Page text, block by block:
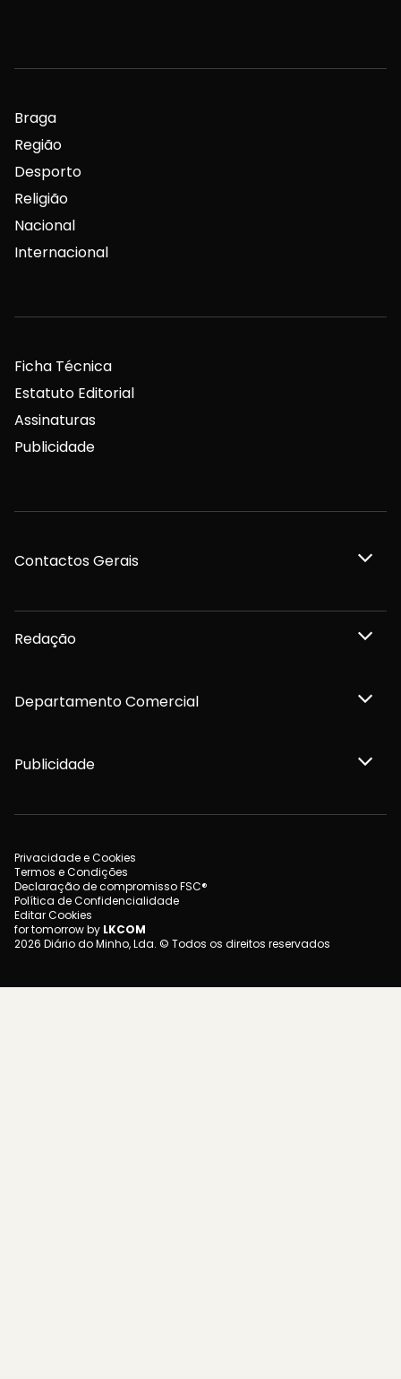
Braga
Região
Desporto
Religião
Nacional
Internacional
Ficha Técnica
Estatuto Editorial
Assinaturas
Publicidade
Contactos Gerais
Redação
Departamento Comercial
Publicidade
Privacidade e Cookies
Termos e Condições
Declaração de compromisso FSC®
Política de Confidencialidade
Editar Cookies
for tomorrow by LKCOM
2026 Diário do Minho, Lda. © Todos os direitos reservados